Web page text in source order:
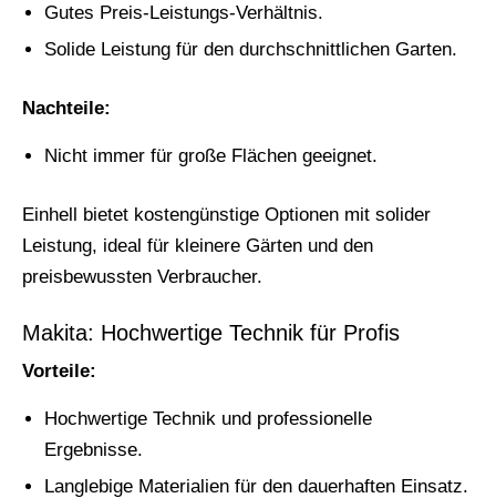
Gutes Preis-Leistungs-Verhältnis.
Solide Leistung für den durchschnittlichen Garten.
Nachteile:
Nicht immer für große Flächen geeignet.
Einhell bietet kostengünstige Optionen mit solider
Leistung, ideal für kleinere Gärten und den
preisbewussten Verbraucher.
Makita: Hochwertige Technik für Profis
Vorteile:
Hochwertige Technik und professionelle
Ergebnisse.
Langlebige Materialien für den dauerhaften Einsatz.